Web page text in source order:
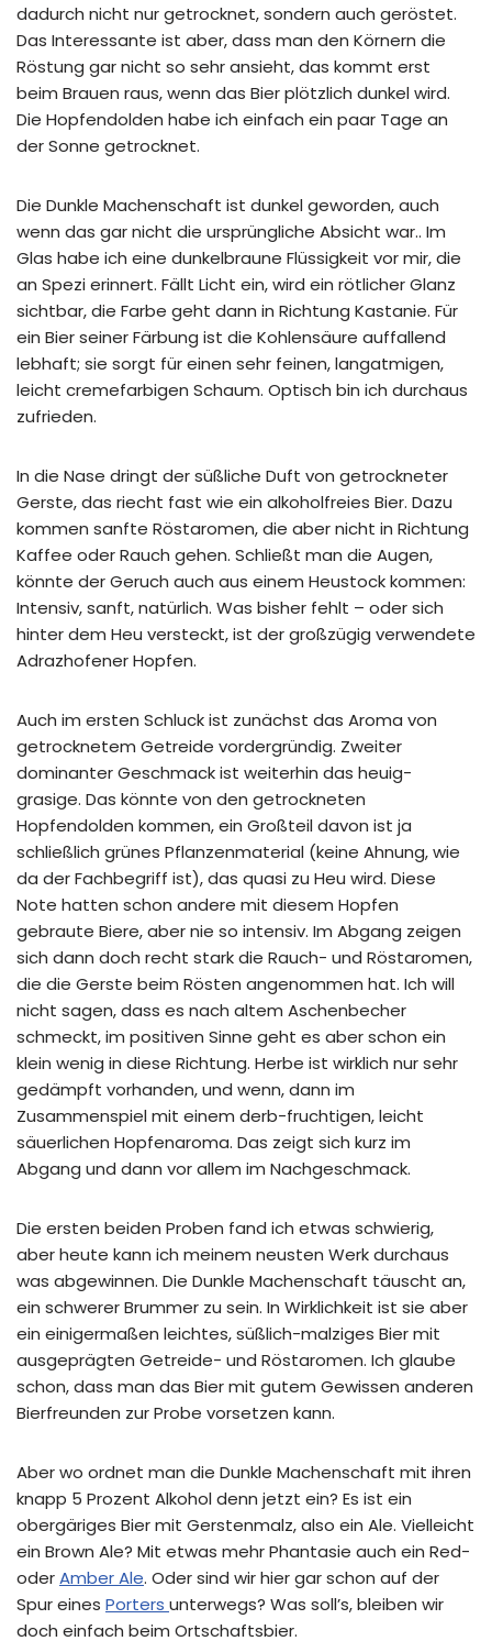
dadurch nicht nur getrocknet, sondern auch geröstet.
Das Interessante ist aber, dass man den Körnern die
Röstung gar nicht so sehr ansieht, das kommt erst
beim Brauen raus, wenn das Bier plötzlich dunkel wird.
Die Hopfendolden habe ich einfach ein paar Tage an
der Sonne getrocknet.
Die Dunkle Machenschaft ist dunkel geworden, auch
wenn das gar nicht die ursprüngliche Absicht war.. Im
Glas habe ich eine dunkelbraune Flüssigkeit vor mir, die
an Spezi erinnert. Fällt Licht ein, wird ein rötlicher Glanz
sichtbar, die Farbe geht dann in Richtung Kastanie. Für
ein Bier seiner Färbung ist die Kohlensäure auffallend
lebhaft; sie sorgt für einen sehr feinen, langatmigen,
leicht cremefarbigen Schaum. Optisch bin ich durchaus
zufrieden.
In die Nase dringt der süßliche Duft von getrockneter
Gerste, das riecht fast wie ein alkoholfreies Bier. Dazu
kommen sanfte Röstaromen, die aber nicht in Richtung
Kaffee oder Rauch gehen. Schließt man die Augen,
könnte der Geruch auch aus einem Heustock kommen:
Intensiv, sanft, natürlich. Was bisher fehlt – oder sich
hinter dem Heu versteckt, ist der großzügig verwendete
Adrazhofener Hopfen.
Auch im ersten Schluck ist zunächst das Aroma von
getrocknetem Getreide vordergründig. Zweiter
dominanter Geschmack ist weiterhin das heuig-
grasige. Das könnte von den getrockneten
Hopfendolden kommen, ein Großteil davon ist ja
schließlich grünes Pflanzenmaterial (keine Ahnung, wie
da der Fachbegriff ist), das quasi zu Heu wird. Diese
Note hatten schon andere mit diesem Hopfen
gebraute Biere, aber nie so intensiv. Im Abgang zeigen
sich dann doch recht stark die Rauch- und Röstaromen,
die die Gerste beim Rösten angenommen hat. Ich will
nicht sagen, dass es nach altem Aschenbecher
schmeckt, im positiven Sinne geht es aber schon ein
klein wenig in diese Richtung. Herbe ist wirklich nur sehr
gedämpft vorhanden, und wenn, dann im
Zusammenspiel mit einem derb-fruchtigen, leicht
säuerlichen Hopfenaroma. Das zeigt sich kurz im
Abgang und dann vor allem im Nachgeschmack.
Die ersten beiden Proben fand ich etwas schwierig,
aber heute kann ich meinem neusten Werk durchaus
was abgewinnen. Die Dunkle Machenschaft täuscht an,
ein schwerer Brummer zu sein. In Wirklichkeit ist sie aber
ein einigermaßen leichtes, süßlich-malziges Bier mit
ausgeprägten Getreide- und Röstaromen. Ich glaube
schon, dass man das Bier mit gutem Gewissen anderen
Bierfreunden zur Probe vorsetzen kann.
Aber wo ordnet man die Dunkle Machenschaft mit ihren
knapp 5 Prozent Alkohol denn jetzt ein? Es ist ein
obergäriges Bier mit Gerstenmalz, also ein Ale. Vielleicht
ein Brown Ale? Mit etwas mehr Phantasie auch ein Red-
oderAmber Ale. Oder sind wir hier gar schon auf der
Spur eines Porters unterwegs? Was soll’s, bleiben wir
doch einfach beim Ortschaftsbier.